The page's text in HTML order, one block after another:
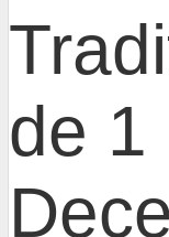
de 1